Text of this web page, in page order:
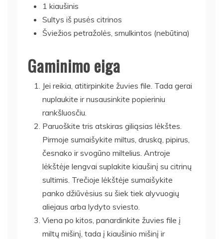
1 kiaušinis
Sultys iš pusės citrinos
Šviežios petražolės, smulkintos (nebūtina)
Gaminimo eiga
Jei reikia, atitirpinkite žuvies file. Tada gerai
nuplaukite ir nusausinkite popieriniu
rankšluosčiu.
Paruoškite tris atskiras giliąsias lėkštes.
Pirmoje sumaišykite miltus, druską, pipirus,
česnako ir svogūno miltelius. Antroje
lėkštėje lengvai suplakite kiaušinį su citrinų
sultimis. Trečioje lėkštėje sumaišykite
panko džiūvėsius su šiek tiek alyvuogių
aliejaus arba lydyto sviesto.
Viena po kitos, panardinkite žuvies file į
miltų mišinį, tada į kiaušinio mišinį ir